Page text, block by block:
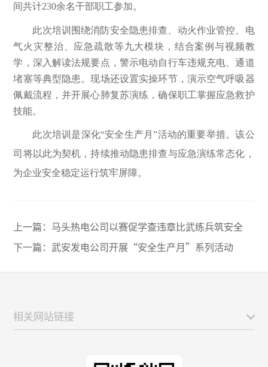
间共计230余名干部职工参加。
此次培训围绕消防安全隐患排查、动火作业管控、电
气火灾整治、应急疏散等九大模块，结合案例与视频教
学，深入解读法规要点，警示电动自行车违规充电、通道
堵塞等典型隐患。现场还设置实操环节，演示空气呼吸器
佩戴流程，并开展心肺复苏演练，确保职工掌握应急救护
技能。
此次培训是深化“安全生产月”活动的重要举措。该公
司将以此为契机，持续推动隐患排查与应急演练常态化，
为企业安全稳定运行筑牢屏障。
上一篇： 马头热电公司以赛促学查违章比武练兵筑安全
下一篇： 武安发电公司开展“安全生产月”系列活动
相关网站链接